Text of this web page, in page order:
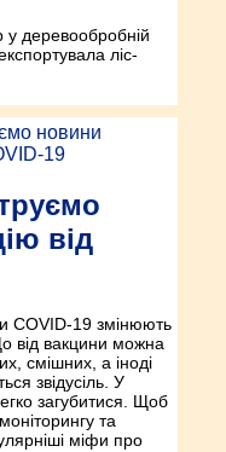
у деревообробній
ліс-
від
COVID-19 змінюють
від вакцини можна
смішних, а іноді
звідусіль. У
загубитися. Щоб
та
міфи про